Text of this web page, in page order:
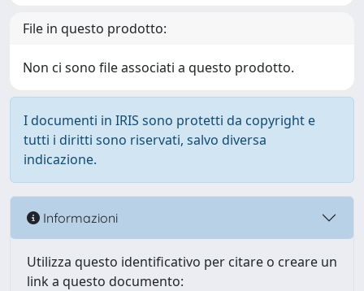
File in questo prodotto:
Non ci sono file associati a questo prodotto.
I documenti in IRIS sono protetti da copyright e
tutti i diritti sono riservati, salvo diversa
indicazione.
Informazioni
Utilizza questo identificativo per citare o creare un
link a questo documento: